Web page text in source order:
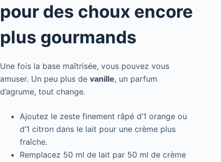
pour des choux encore
plus gourmands
Une fois la base maîtrisée, vous pouvez vous
amuser. Un peu plus de vanille, un parfum
d’agrume, tout change.
Ajoutez le zeste finement râpé d’1 orange ou
d’1 citron dans le lait pour une crème plus
fraîche.
Remplacez 50 ml de lait par 50 ml de crème